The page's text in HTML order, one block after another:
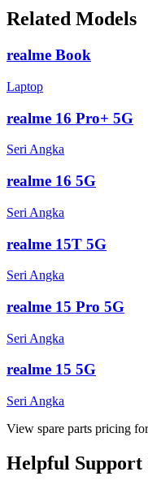
Related Models
realme Book
Laptop
realme 16 Pro+ 5G
Seri Angka
realme 16 5G
Seri Angka
realme 15T 5G
Seri Angka
realme 15 Pro 5G
Seri Angka
realme 15 5G
Seri Angka
View spare parts pricing
Helpful Support